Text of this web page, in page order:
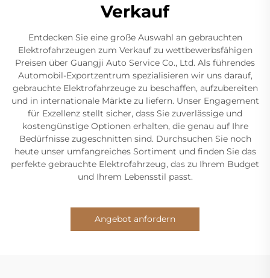
Verkauf
Entdecken Sie eine große Auswahl an gebrauchten
Elektrofahrzeugen zum Verkauf zu wettbewerbsfähigen
Preisen über Guangji Auto Service Co., Ltd. Als führendes
Automobil-Exportzentrum spezialisieren wir uns darauf,
gebrauchte Elektrofahrzeuge zu beschaffen, aufzubereiten
und in internationale Märkte zu liefern. Unser Engagement
für Exzellenz stellt sicher, dass Sie zuverlässige und
kostengünstige Optionen erhalten, die genau auf Ihre
Bedürfnisse zugeschnitten sind. Durchsuchen Sie noch
heute unser umfangreiches Sortiment und finden Sie das
perfekte gebrauchte Elektrofahrzeug, das zu Ihrem Budget
und Ihrem Lebensstil passt.
Angebot anfordern